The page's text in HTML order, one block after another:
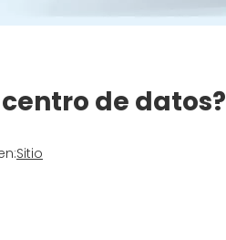
de datos?
Sitio